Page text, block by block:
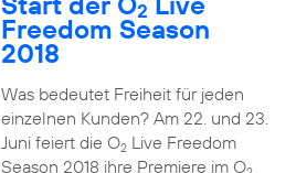
2
Freedom Season
2018
Was bedeutet Freiheit für jeden
einzelnen Kunden? Am 22. und 23.
Juni feiert die O2Live Freedom
Season 2018 ihre Premiere im O